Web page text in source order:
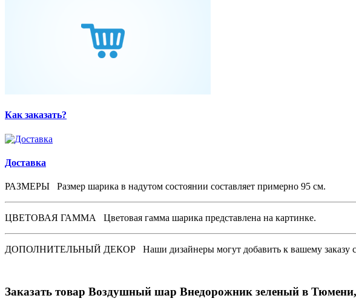
Как заказать?
Доставка
РАЗМЕРЫ Размер шарика в надутом состоянии составляет примерно 95 см.
ЦВЕТОВАЯ ГАММА Цветовая гамма шарика представлена на картинке.
ДОПОЛНИТЕЛЬНЫЙ ДЕКОР Наши дизайнеры могут добавить к вашему заказу
Заказать товар Воздушный шар Внедорожник зеленый в